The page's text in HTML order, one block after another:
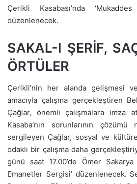
Çerikli Kasabası’nda
düzenlenecek.
SAKAL-I ŞERİF,
ÖRTÜLER
Çerikli’nin her alanda gelişmesi
amacıyla çalışma gerçekleştiren
Çağlar, önemli çalışmalara imza
Kasaba’nın sorunlarının çözümü
sergileyen Çağlar, sosyal ve
odaklı bir çalışma daha
günü saat 17.00’de Ömer Sakarya
Emanetler Sergisi’ düzenlenecek.